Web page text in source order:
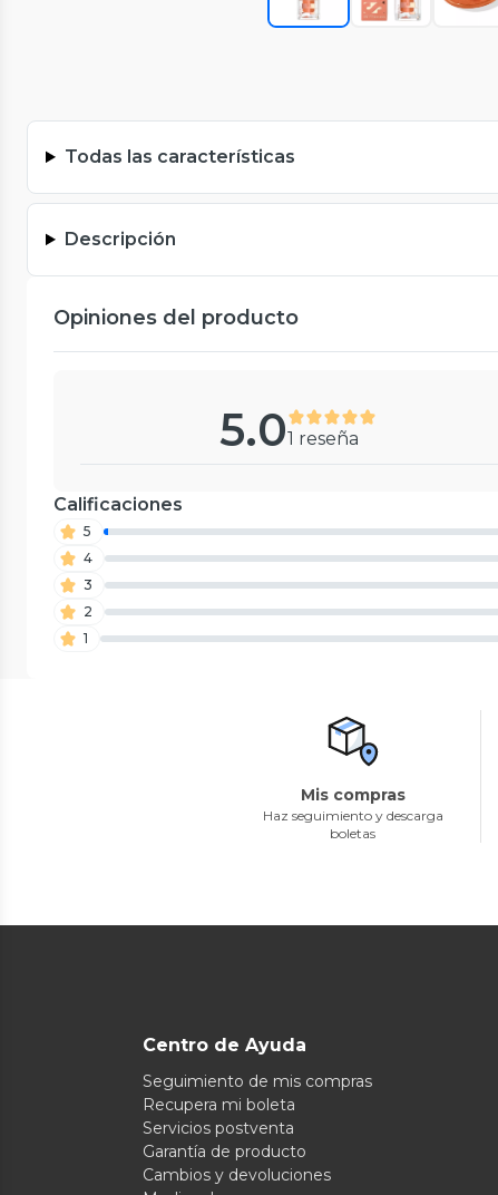
Todas las características
Descripción
Opiniones del producto
5.01 reseña
Calificaciones
5
4
3
2
1
Mis compras
Haz seguimiento y descarga
boletas
Centro de Ayuda
Seguimiento de mis compras
Recupera mi boleta
Servicios postventa
Garantía de producto
Cambios y devoluciones